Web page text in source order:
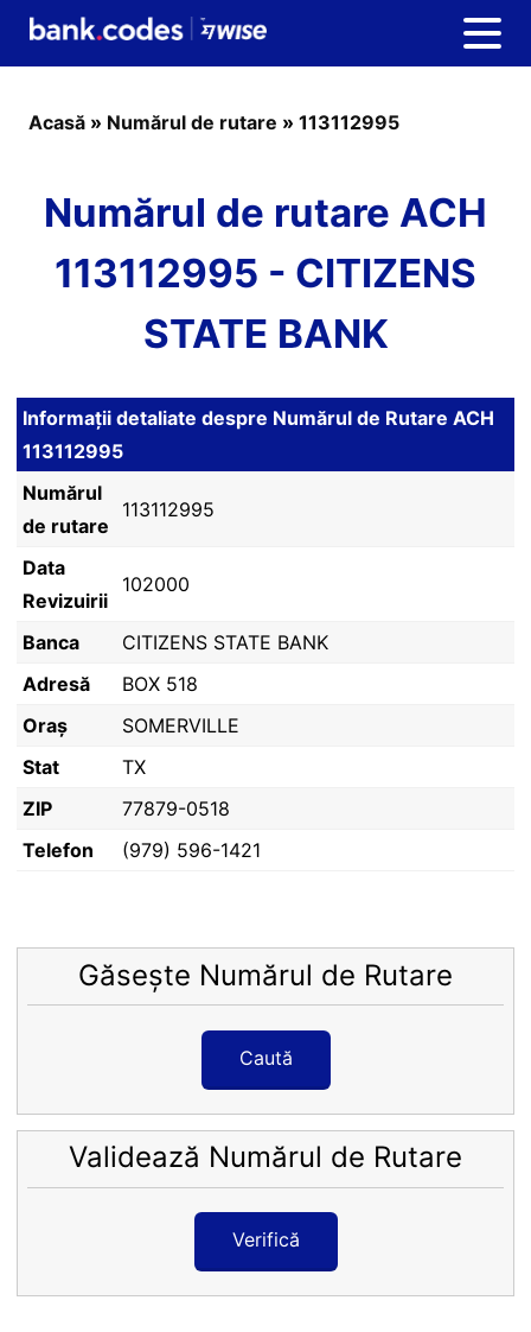
Acasă » Numărul de rutare » 113112995
Numărul de rutare ACH
113112995 - CITIZENS
STATE BANK
Informații detaliate despre Numărul de Rutare ACH
113112995
Numărul
de rutare
113112995
Data
Revizuirii
102000
Banca
CITIZENS STATE BANK
Adresă
BOX 518
Oraș
SOMERVILLE
Stat
TX
ZIP
77879-0518
Telefon
(979) 596-1421
Găsește Numărul de Rutare
Caută
Validează Numărul de Rutare
Verifică